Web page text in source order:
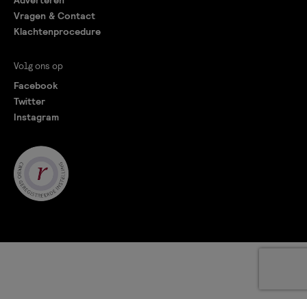
Vragen & Contact
Klachtenprocedure
Volg ons op
Facebook
Twitter
Instagram